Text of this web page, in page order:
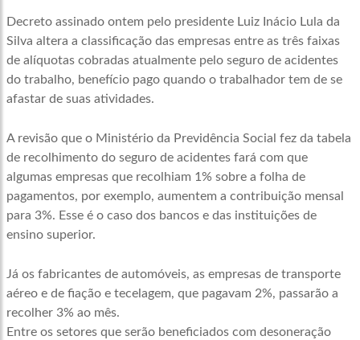
Decreto assinado ontem pelo presidente Luiz Inácio Lula da
Silva altera a classificação das empresas entre as três faixas
de alíquotas cobradas atualmente pelo seguro de acidentes
do trabalho, benefício pago quando o trabalhador tem de se
afastar de suas atividades.
A revisão que o Ministério da Previdência Social fez da tabela
de recolhimento do seguro de acidentes fará com que
algumas empresas que recolhiam 1% sobre a folha de
pagamentos, por exemplo, aumentem a contribuição mensal
para 3%. Esse é o caso dos bancos e das instituições de
ensino superior.
Já os fabricantes de automóveis, as empresas de transporte
aéreo e de fiação e tecelagem, que pagavam 2%, passarão a
recolher 3% ao mês.
Entre os setores que serão beneficiados com desoneração